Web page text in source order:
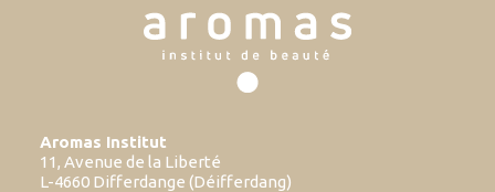
Aromas Institut
11, Avenue de la Liberté
L-4660 Differdange (Déifferdang)